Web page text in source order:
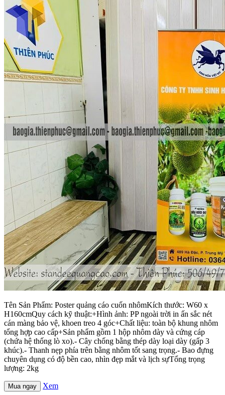
Tên Sản Phẩm: Poster quảng cáo cuốn nhômKích thước: W60 x
H160cmQuy cách kỹ thuật:+Hình ảnh: PP ngoài trời in ấn sắc nét
cán màng bảo vệ, khoen treo 4 góc+Chất liệu: toàn bộ khung nhôm
tổng hợp cao cấp+Sản phẩm gồm 1 hộp nhôm dày và cứng cáp
(chứa hệ thống lò xo).- Cây chống bằng thép dày loại dày (gấp 3
khúc).- Thanh nẹp phía trên bằng nhôm tốt sang trọng.- Bao đựng
chuyên dụng có độ bền cao, nhìn đẹp mắt và lịch sựTổng trọng
lượng: 2kg
Mua ngay Xem